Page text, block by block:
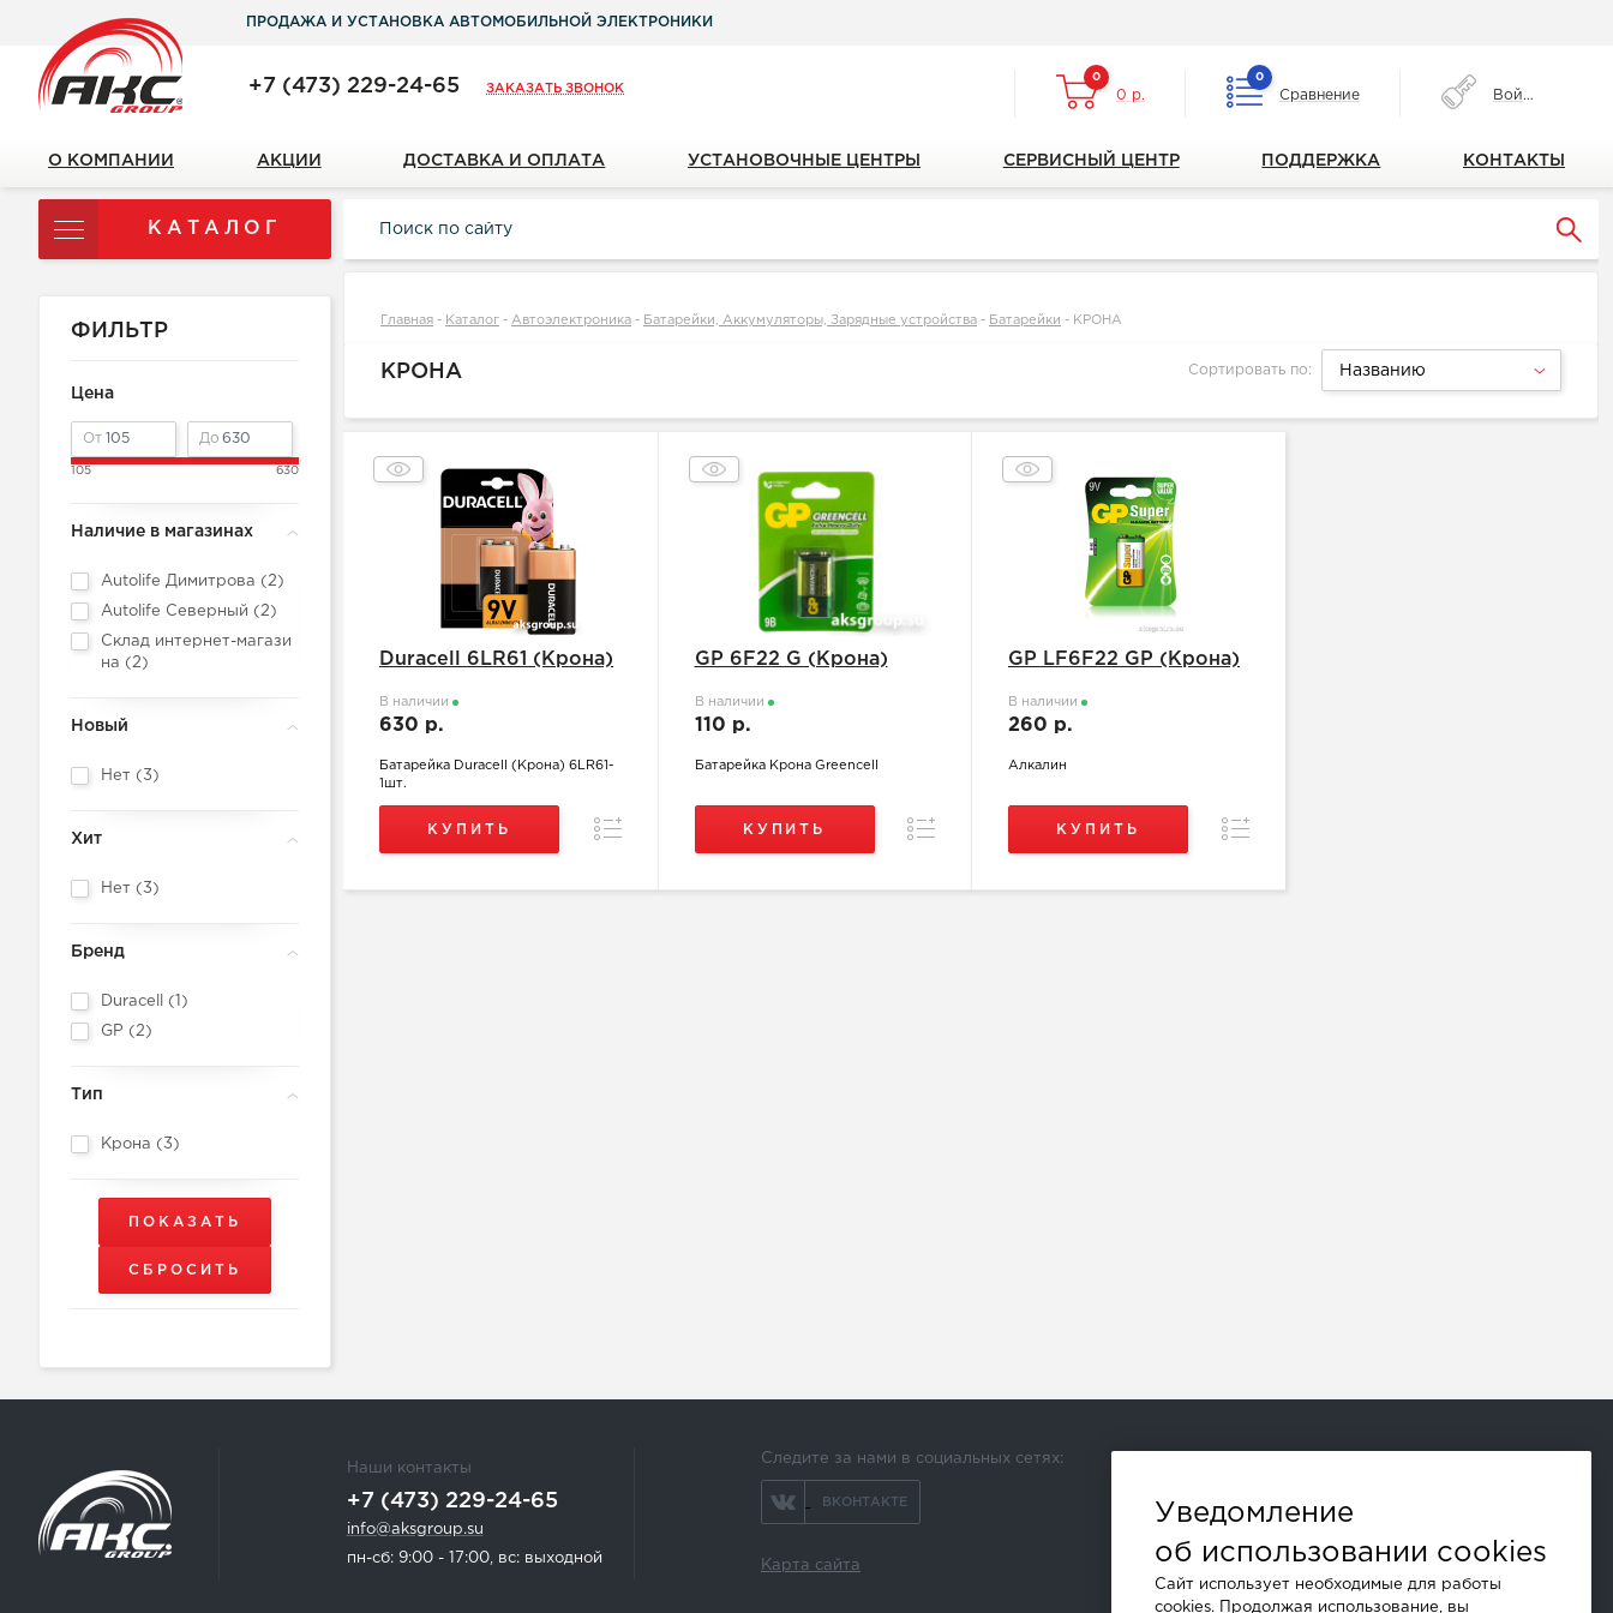
ПРОДАЖА И УСТАНОВКА АВТОМОБИЛЬНОЙ ЭЛЕКТРОНИКИ
+7 (473) 229-24-65 ЗАКАЗАТЬ ЗВОНОК
0
0 р.
0
Сравнение Войти
О КОМПАНИИ АКЦИИ ДОСТАВКА И ОПЛАТА УСТАНОВОЧНЫЕ ЦЕНТРЫ СЕРВИСНЫЙ ЦЕНТР ПОДДЕРЖКА КОНТАКТЫ
КАТАЛОГ
ФИЛЬТР
Цена
От До
105 630
Наличие в магазинах
Autolife Димитрова ( 2)
Autolife Северный ( 2)
Склад интернет-магази
на ( 2)
Новый
Нет ( 3)
Хит
Нет ( 3)
Бренд
Duracell ( )
GP ( 2)
Тип
Крона ( 3)
Главная - Каталог - Автоэлектроника - Батарейки, Аккумуляторы, Зарядные устройства - Батарейки - КРОНА
КРОНА Сортировать по: Названию
Duracell 6LR61 (Крона)
В наличии
630 р.
Батарейка Duracell (Крона) 6LR61-
1шт.
КУПИТЬ Сравнение
GP 6F22 G (Крона)
В наличии
110 р.
Батарейка Крона Greencell
КУПИТЬ Сравнение
GP LF6F22 GP (Крона)
В наличии
260 р.
Алкалин
КУПИТЬ Сравнение
Наши контакты
+7 (473) 229-24-65
info@aksgroup.su
пн-сб: 9:00 - 17:00, вс: выходной
Следите за нами в социальных сетях:
ВКОНТАКТЕ
Карта сайта
и другие
Уведомление
об использовании cookies
Сайт использует необходимые для работы
cookies. Продолжая использование, вы